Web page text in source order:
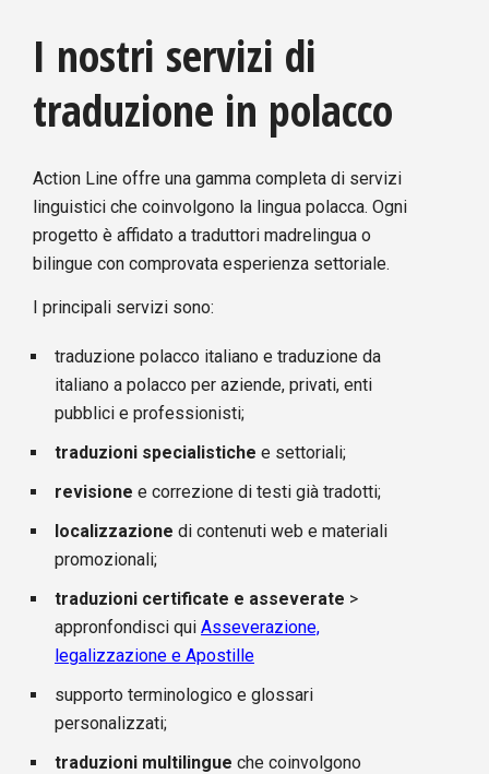
I nostri servizi di
traduzione in polacco
Action Line offre una gamma completa di servizi
linguistici che coinvolgono la lingua polacca. Ogni
progetto è affidato a traduttori madrelingua o
bilingue con comprovata esperienza settoriale.
I principali servizi sono:
traduzione polacco italiano e traduzione da
italiano a polacco per aziende, privati, enti
pubblici e professionisti;
traduzioni specialistiche e settoriali;
revisione e correzione di testi già tradotti;
localizzazione di contenuti web e materiali
promozionali;
traduzioni certificate e asseverate >
appronfondisci qui Asseverazione,
legalizzazione e Apostille
supporto terminologico e glossari
personalizzati;
traduzioni multilingue che coinvolgono